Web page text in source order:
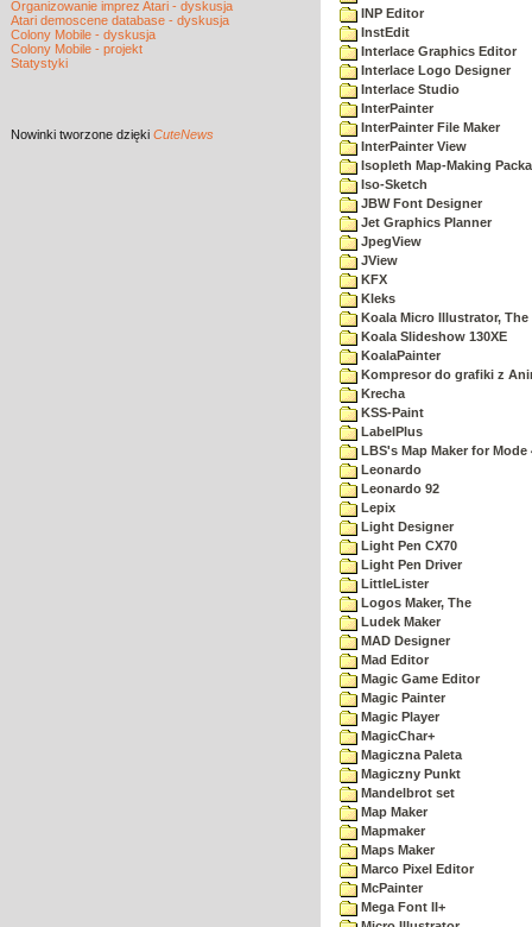
Organizowanie imprez Atari - dyskusja
Atari demoscene database - dyskusja
Colony Mobile - dyskusja
Colony Mobile - projekt
Statystyki
Nowinki tworzone dzięki CuteNews
INP Editor
InstEdit
Interlace Graphics Editor
Interlace Logo Designer
Interlace Studio
InterPainter
InterPainter File Maker
InterPainter View
Isopleth Map-Making
Iso-Sketch
JBW Font Designer
Jet Graphics Planner
JpegView
JView
KFX
Kleks
Koala Micro Illustrator, The
Koala Slideshow 130XE
KoalaPainter
Kompresor do grafiki z
Krecha
KSS-Paint
LabelPlus
LBS's Map Maker for Mode
Leonardo
Leonardo 92
Lepix
Light Designer
Light Pen CX70
Light Pen Driver
LittleLister
Logos Maker, The
Ludek Maker
MAD Designer
Mad Editor
Magic Game Editor
Magic Painter
Magic Player
MagicChar+
Magiczna Paleta
Magiczny Punkt
Mandelbrot set
Map Maker
Mapmaker
Maps Maker
Marco Pixel Editor
McPainter
Mega Font II+